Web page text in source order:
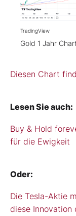
TradingView
Gold 1 Jahr
Diesen Chart
Lesen Sie auch:
Buy & Hold
für die Ewigkeit
Oder:
Die Tesla-Aktie
diese Innovation